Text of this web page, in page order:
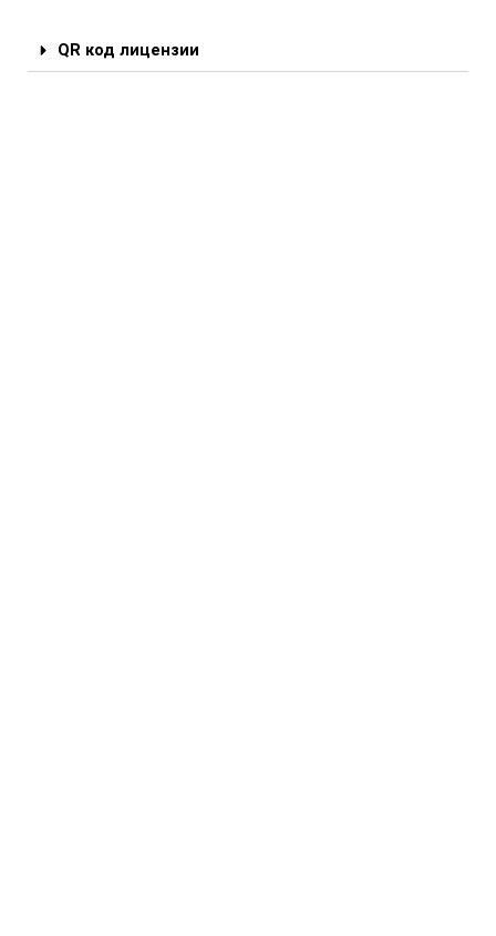
QR код лицензии